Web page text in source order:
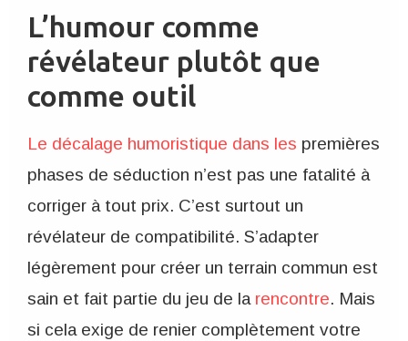
L’humour comme
révélateur plutôt que
comme outil
Le décalage humoristique dans les premières
phases de séduction n’est pas une fatalité à
corriger à tout prix. C’est surtout un
révélateur de compatibilité. S’adapter
légèrement pour créer un terrain commun est
sain et fait partie du jeu de la rencontre. Mais
si cela exige de renier complètement votre